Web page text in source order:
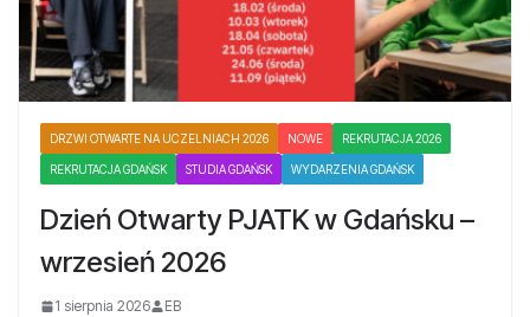
DRZWI OTWARTE NA UCZELNIACH 2026 NOWE REKRUTACJA 2026
REKRUTACJA GDAŃSK STUDIA GDAŃSK WYDARZENIA GDAŃSK
Dzień Otwarty PJATK w Gdańsku –
wrzesień 2026
1 sierpnia 2026 EB